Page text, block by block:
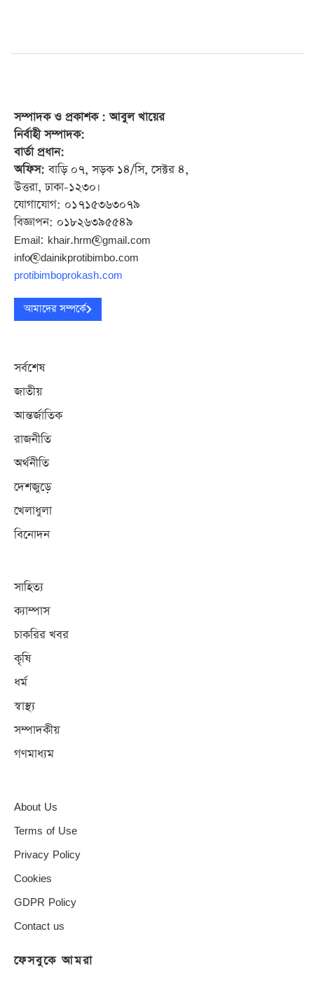
সম্পাদকও প্রকাশক: আবুল খায়ের
নির্বাহী সম্পাদক:
বার্তা প্রধান:
অফিস: বাড়ি ০৭, সড়ক ১৪/সি, সেক্টর ৪,
উত্তরা, ঢাকা-১২৩০।
যোগাযোগ: ০১৭১৫৩৬৩০৭৯
বিজ্ঞাপন: ০১৮২৬৩৯৫৫৪৯
Email: khair.hrm@gmail.com
info@dainikprotibimbo.com
protibimboprokash.com
আমাদের সম্পর্কে
সর্বশেষ
জাতীয়
আন্তর্জাতিক
রাজনীতি
অর্থনীতি
দেশজুড়ে
খেলাধুলা
বিনোদন
সাহিত্য
ক্যাম্পাস
চাকরির খবর
কৃষি
ধর্ম
স্বাস্থ্য
সম্পাদকীয়
গণমাধ্যম
About Us
Terms of Use
Privacy Policy
Cookies
GDPR Policy
Contact us
ফেসবুকে আমরা